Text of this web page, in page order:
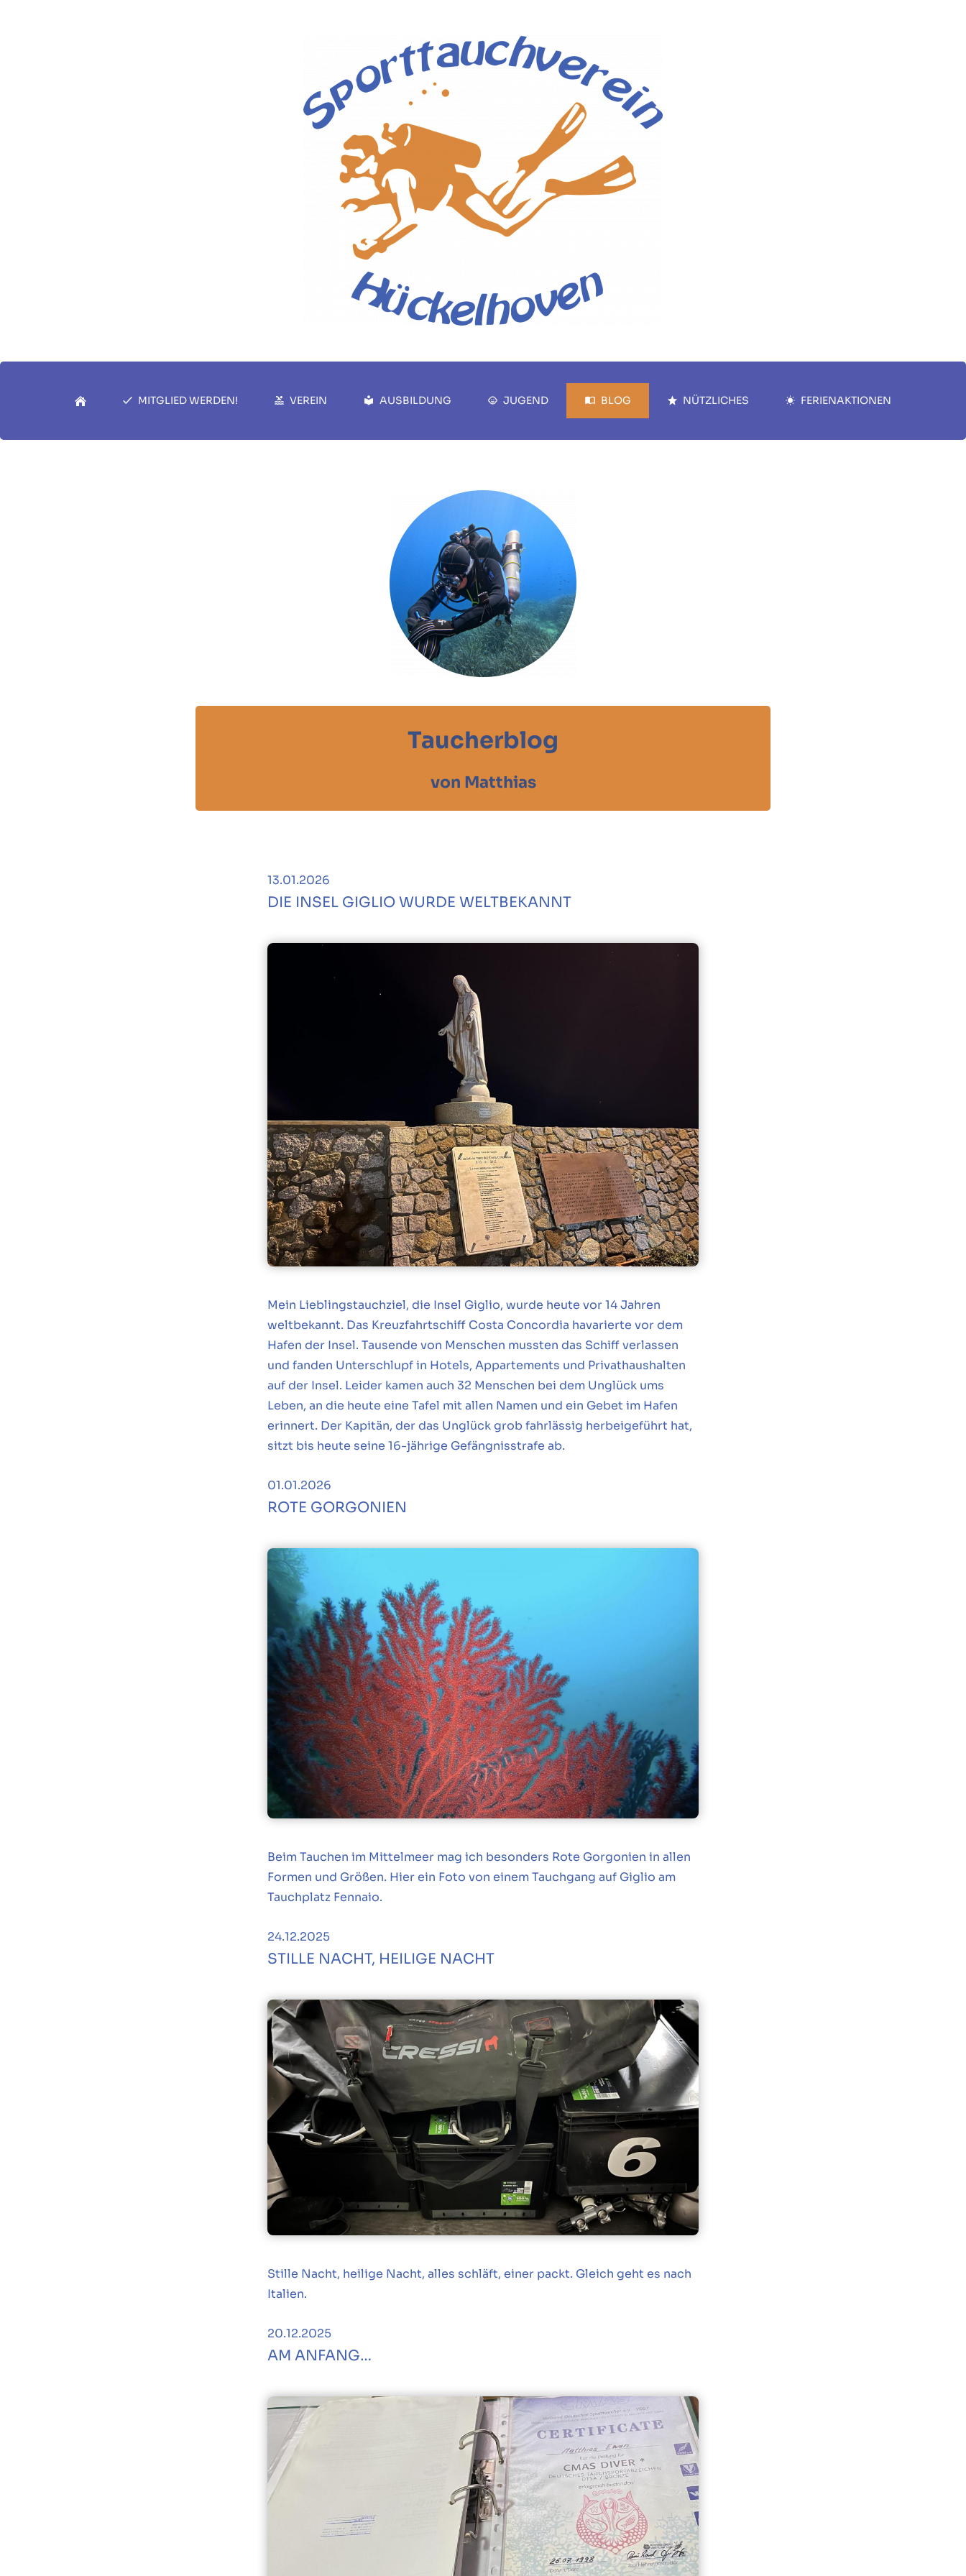
MITGLIED WERDEN! VEREIN AUSBILDUNG JUGEND BLOG NÜTZLICHES FERIENAKTIONEN
Taucherblog
von Matthias
13.01.2026
DIE INSEL GIGLIO WURDE WELTBEKANNT
Mein Lieblingstauchziel, die Insel Giglio, wurde heute vor 14 Jahren
weltbekannt. Das Kreuzfahrtschiff Costa Concordia havarierte vor dem
Hafen der Insel. Tausende von Menschen mussten das Schiff verlassen
und fanden Unterschlupf in Hotels, Appartements und Privathaushalten
auf der Insel. Leider kamen auch 32 Menschen bei dem Unglück ums
Leben, an die heute eine Tafel mit allen Namen und ein Gebet im Hafen
erinnert. Der Kapitän, der das Unglück grob fahrlässig herbeigeführt hat,
sitzt bis heute seine 16-jährige Gefängnisstrafe ab.
01.01.2026
ROTE GORGONIEN
Beim Tauchen im Mittelmeer mag ich besonders Rote Gorgonien in allen
Formen und Größen. Hier ein Foto von einem Tauchgang auf Giglio am
Tauchplatz Fennaio.
24.12.2025
STILLE NACHT, HEILIGE NACHT
Stille Nacht, heilige Nacht, alles schläft, einer packt. Gleich geht es nach
Italien.
20.12.2025
AM ANFANG…